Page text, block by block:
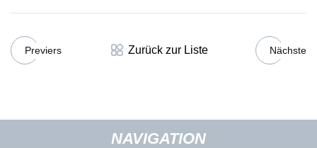
Previers Zurück zur Liste Nächste
NAVIGATION